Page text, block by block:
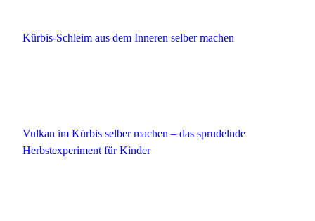
Kürbis-Schleim aus dem Inneren selber machen
Vulkan im Kürbis selber machen – das sprudelnde
Herbstexperiment für Kinder